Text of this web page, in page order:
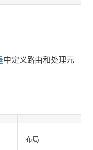
中定义路由和处理元
布局